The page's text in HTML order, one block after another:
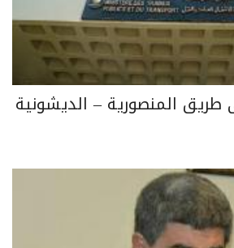
المنصورية – الديشونية